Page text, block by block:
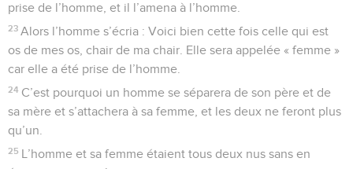
prise de l’homme, et il l’amena à l’homme.
23 Alors l’homme s’écria : Voici bien cette fois celle qui est
os de mes os, chair de ma chair. Elle sera appelée « femme »
car elle a été prise de l’homme.
24 C’est pourquoi un homme se séparera de son père et de
sa mère et s’attachera à sa femme, et les deux ne feront plus
qu’un.
25 L’homme et sa femme étaient tous deux nus sans en